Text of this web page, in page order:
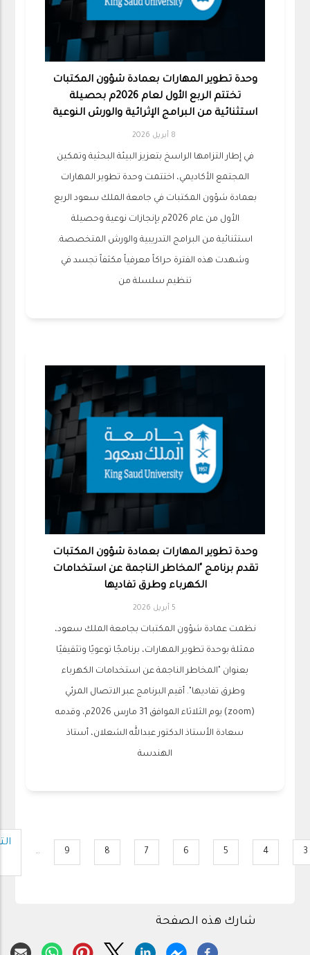
وحدة تطوير المهارات بعمادة شؤون المكتبات
تختتم الربع الأول لعام 2026م بحصيلة
استثنائية من البرامج الإثرائية والورش النوعية
8 أبريل 2026
في إطار التزامها الراسخ بتعزيز البيئة البحثية وتمكين
المجتمع الأكاديمي، اختتمت وحدة تطوير المهارات
بعمادة شؤون المكتبات في جامعة الملك سعود الربع
الأول من عام 2026م بإنجازات نوعية وحصيلة
استثنائية من البرامج التدريبية والورش المتخصصة.
وشهدت هذه الفترة حراكاً معرفياً مكثفاً تجسد في
تنظيم سلسلة من
وحدة تطوير المهارات بعمادة شؤون المكتبات
تقدم برنامج "المخاطر الناجمة عن استخدامات
الكهرباء وطرق تفاديها
5 أبريل 2026
نظمت عمادة شؤون المكتبات بجامعة الملك سعود،
ممثلة بوحدة تطوير المهارات، برنامجًا توعويًا وتثقيفيًا
بعنوان "المخاطر الناجمة عن استخدامات الكهرباء
وطرق تفاديها". أقيم البرنامج عبر الاتصال المرئي
(zoom) يوم الثلاثاء الموافق 31 مارس 2026م، وقدمه
سعادة الأستاذ الدكتور عبدالله الشعلان، أستاذ
الهندسة
Pagination
Page
3
Page
4
Page
5
Page
6
Page7
Page
8
Page
9
…
شارك هذه الصفحة